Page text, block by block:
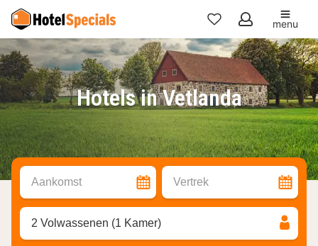
Mijn
favorieten
menu
Hotels in Vetlanda
Aankomst Vertrek
2 Volwassenen (1 Kamer)